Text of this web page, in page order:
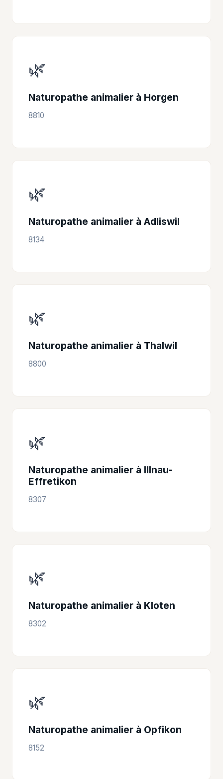
🌿
Naturopathe animalier à Horgen
8810
🌿
Naturopathe animalier à Adliswil
8134
🌿
Naturopathe animalier à Thalwil
8800
🌿
Naturopathe animalier à Illnau-
Effretikon
8307
🌿
Naturopathe animalier à Kloten
8302
🌿
Naturopathe animalier à Opfikon
8152